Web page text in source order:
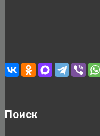
Поиск